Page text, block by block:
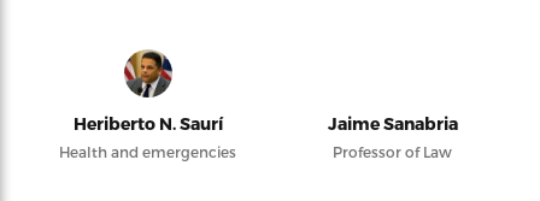
Heriberto N. Saurí
Health and emergencies
Jaime Sanabria
Professor of Law